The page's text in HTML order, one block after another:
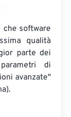
che software
qualità
parte dei
di
avanzate"